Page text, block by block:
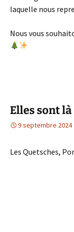
laquelle nous
Nous vous
Elles sont là
9 septembre 2024
Les Quetsches,